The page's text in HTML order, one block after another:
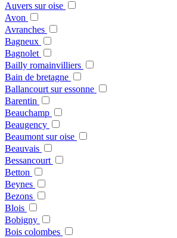
Auvers sur oise
Avon
Avranches
Bagneux
Bagnolet
Bailly romainvilliers
Bain de bretagne
Ballancourt sur essonne
Barentin
Beauchamp
Beaugency
Beaumont sur oise
Beauvais
Bessancourt
Betton
Beynes
Bezons
Blois
Bobigny
Bois colombes